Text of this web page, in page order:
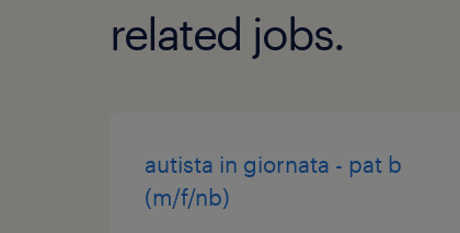
related jobs.
autista in giornata - pat b
(m/f/nb)